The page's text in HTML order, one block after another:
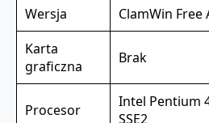
Wersja
ClamWin Free
Karta
graficzna
Brak
Procesor
Intel Pentium
SSE2